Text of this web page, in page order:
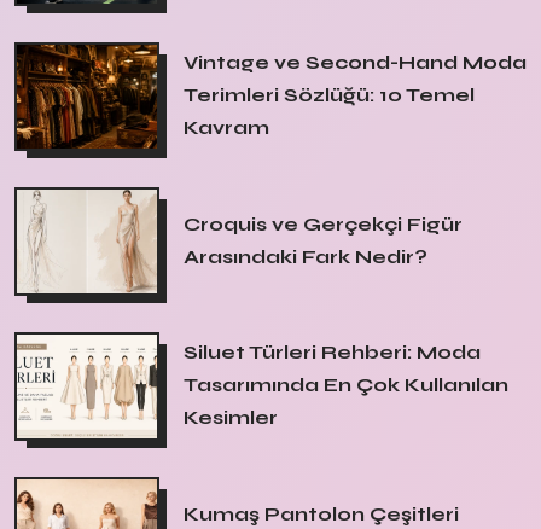
Vintage ve Second-Hand Moda
Terimleri Sözlüğü: 10 Temel
Kavram
Croquis ve Gerçekçi Figür
Arasındaki Fark Nedir?
Siluet Türleri Rehberi: Moda
Tasarımında En Çok Kullanılan
Kesimler
Kumaş Pantolon Çeşitleri